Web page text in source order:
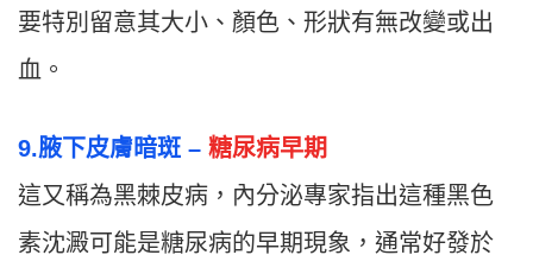
要特別留意其大小、顏色、形狀有無改變或出
血。
9.腋下皮膚暗斑 – 糖尿病早期
這又稱為黑棘皮病，內分泌專家指出這種黑色
素沈澱可能是糖尿病的早期現象，通常好發於